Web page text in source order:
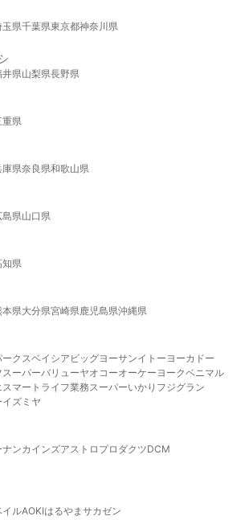
玉県千葉県東京都神奈川県
井県山梨県長野県
重県
庫県奈良県和歌山県
島県山口県
知県
本県大分県宮崎県鹿児島県沖縄県
クスベイシア ビッグヨーサンイトーヨーカドー
スーパーバリューヤオコーオーケー ヨークベニマル
スマート ライフ業務スーパーいかり フジグラン
イズミヤ
ナンカインズアストロプロダクツDCM
イルAOKIはるやま サカゼン